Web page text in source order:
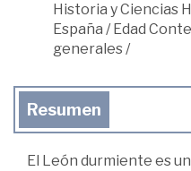
Historia y Ciencias
España /Edad
generales/
Resumen
El León durmiente es